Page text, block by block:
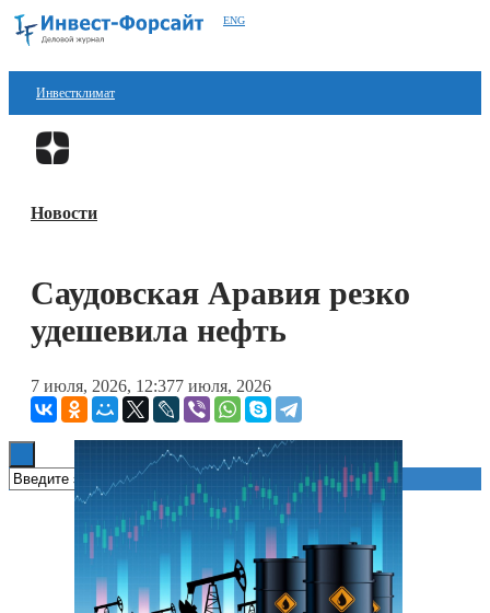
ENG
Инвестклимат
Финансы
Блокчейн
Технологии
Книги
Новости
Саудовская Аравия резко
удешевила нефть
7 июля, 2026, 12:377 июля, 2026